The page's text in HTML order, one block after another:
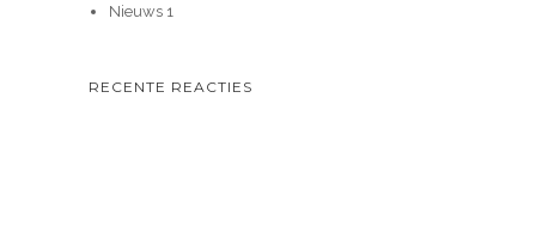
Nieuws 1
RECENTE REACTIES